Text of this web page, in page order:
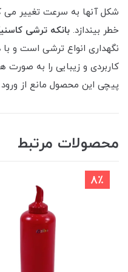
شکل آنها به سرعت تغییر می
خطر بیندازد. بانکه ترشی کاسنیک سایز
نگهداری انواع ترشی است و با
کاربردی و زیبایی را به
پیچی این محصول مانع از
محصولات مرتبط
8٪